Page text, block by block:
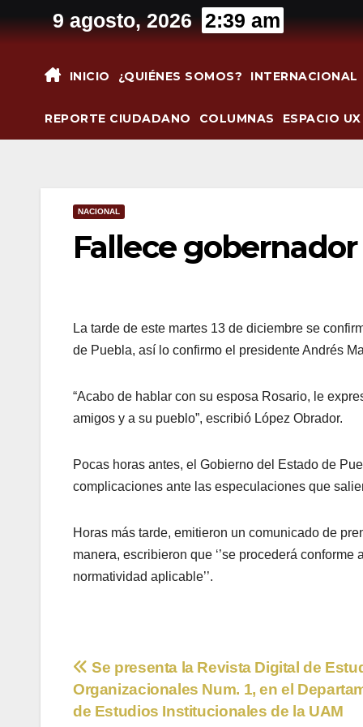
al
9 agosto, 2026 2:39 am
INICIO ¿QUIÉNES SOMOS? INTERNACIONAL
REPORTE CIUDADANO COLUMNAS ESPACIO UX
NACIONAL
Fallece
La tarde de este martes 13 de diciembre se
de Puebla, así lo confirmo el presidente Andrés
“Acabo de hablar con su esposa Rosario, le
amigos y a su pueblo”, escribió López Obrador.
Pocas horas antes, el Gobierno del Estado de
complicaciones ante las especulaciones que
Horas más tarde, emitieron un comunicado de
manera, escribieron que ‘’se procederá
normatividad aplicable’’.
Navegación
de
Se presenta la Revista Digital de
Organizacionales Num. 1, en el
de Estudios Institucionales de la UAM